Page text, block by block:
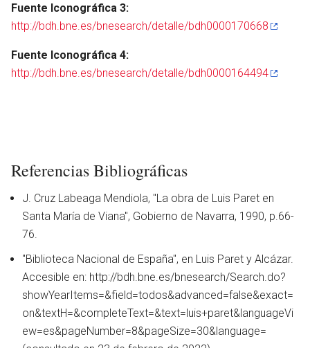
Fuente Iconográfica 3:
http://bdh.bne.es/bnesearch/detalle/bdh0000170668
Fuente Iconográfica 4:
http://bdh.bne.es/bnesearch/detalle/bdh0000164494
Referencias Bibliográficas
J. Cruz Labeaga Mendiola, ''La obra de Luis Paret en
Santa María de Viana'', Gobierno de Navarra, 1990, p.66-
76.
"Biblioteca Nacional de España", en Luis Paret y Alcázar.
Accesible en: http://bdh.bne.es/bnesearch/Search.do?
showYearItems=&field=todos&advanced=false&exact=
on&textH=&completeText=&text=luis+paret&languageVi
ew=es&pageNumber=8&pageSize=30&language=